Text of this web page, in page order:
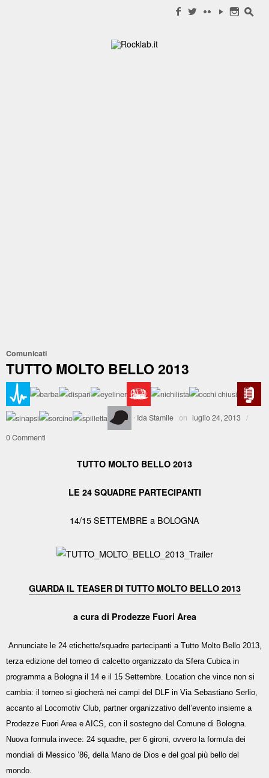
f w c y n s
Comunicati
TUTTO MOLTO BELLO 2013
· Ida Stamile on luglio 24, 2013 /
0 Commenti
TUTTO MOLTO BELLO 2013
LE 24 SQUADRE PARTECIPANTI
14/15 SETTEMBRE a BOLOGNA
GUARDA IL TEASER DI TUTTO MOLTO BELLO 2013
a cura di Prodezze Fuori Area
Annunciate le 24 etichette/squadre partecipanti a Tutto Molto Bello 2013,
terza edizione del torneo di calcetto organizzato da Sfera Cubica in
programma a Bologna il 14 e il 15 Settembre. Location che vince non si
cambia: il torneo si giocherà nei campi del DLF in Via Sebastiano Serlio,
accanto al Locomotiv Club, partner organizzativo dell’evento insieme a
Prodezze Fuori Area e AICS, con il sostegno del Comune di Bologna.
Nuova formula invece: 24 squadre, per 6 gironi, ovvero la formula dei
mondiali di Messico ’86, della Mano de Dios e del goal più bello del
mondo.